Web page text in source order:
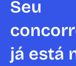
Seu
já está